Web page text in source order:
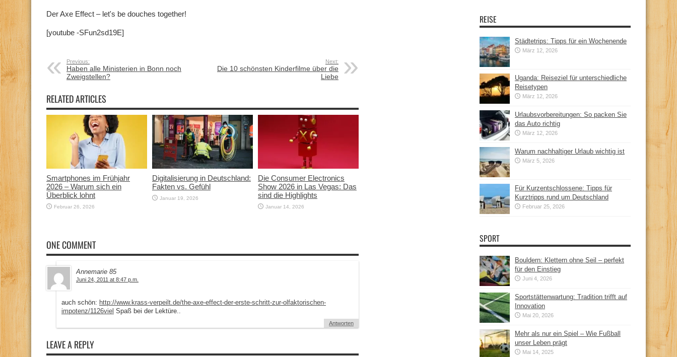
Der Axe Effect – let's be douches together!
[youtube -SFun2sd19E]
Previous:
Haben alle Ministerien in Bonn noch
Zweigstellen?
Next:
Die 10 schönsten Kinderfilme über die
Liebe
RELATED ARTICLES
Smartphones im Frühjahr
2026 – Warum sich ein
Überblick lohnt
Februar 26, 2026
Digitalisierung in Deutschland:
Fakten vs. Gefühl
Januar 19, 2026
Die Consumer Electronics
Show 2026 in Las Vegas: Das
sind die Highlights
Januar 14, 2026
ONE COMMENT
Annemarie 85
Juni 24, 2011 at 8:47 p.m.
auch schön: http://www.krass-verpeilt.de/the-axe-effect-der-erste-schritt-zur-olfaktorischen-
impotenz/1126viel Spaß bei der Lektüre..
Antworten
LEAVE A REPLY
REISE
Städtetrips: Tipps für ein Wochenende
März 12, 2026
Uganda: Reiseziel für unterschiedliche
Reisetypen
März 12, 2026
Urlaubsvorbereitungen: So packen Sie
das Auto richtig
März 12, 2026
Warum nachhaltiger Urlaub wichtig ist
März 5, 2026
Für Kurzentschlossene: Tipps für
Kurztripps rund um Deutschland
Februar 25, 2026
SPORT
Bouldern: Klettern ohne Seil – perfekt
für den Einstieg
Juni 4, 2026
Sportstättenwartung: Tradition trifft auf
Innovation
Mai 20, 2026
Mehr als nur ein Spiel – Wie Fußball
unser Leben prägt
Mai 14, 2025